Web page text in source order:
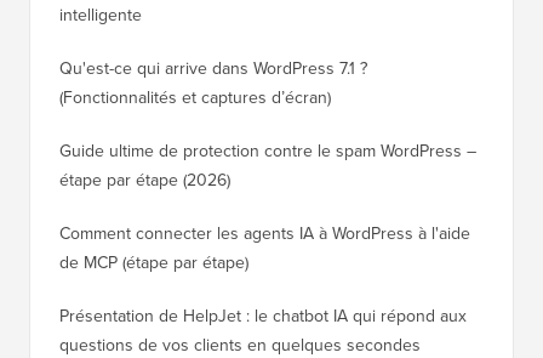
intelligente
Qu'est-ce qui arrive dans WordPress 7.1 ?
(Fonctionnalités et captures d’écran)
Guide ultime de protection contre le spam WordPress –
étape par étape (2026)
Comment connecter les agents IA à WordPress à l'aide
de MCP (étape par étape)
Présentation de HelpJet : le chatbot IA qui répond aux
questions de vos clients en quelques secondes